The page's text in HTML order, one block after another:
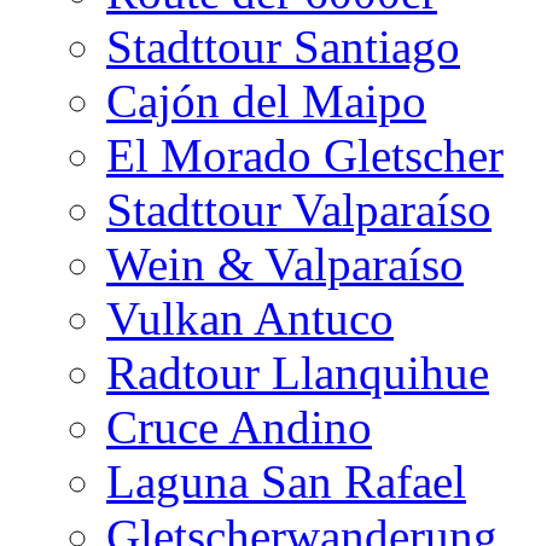
Stadttour Santiago
Cajón del Maipo
El Morado Gletscher
Stadttour Valparaíso
Wein & Valparaíso
Vulkan Antuco
Radtour Llanquihue
Cruce Andino
Laguna San Rafael